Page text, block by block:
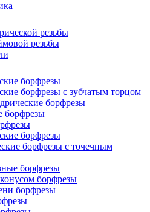
резьбы
резьбы
борфрезы
борфрезы с зубчатым торцом
борфрезы
борфрезы
борфрезы
борфрезы с точечным
борфрезы
борфрезы
борфрезы